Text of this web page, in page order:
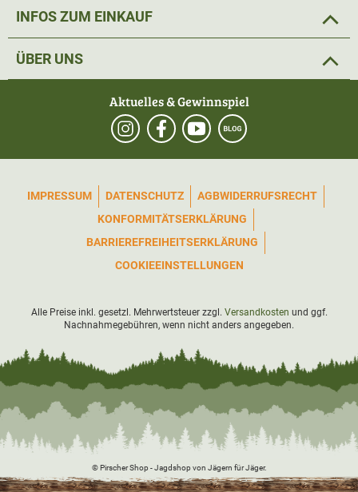
INFOS ZUM EINKAUF
ÜBER UNS
Aktuelles & Gewinnspiel
IMPRESSUM DATENSCHUTZ AGBWIDERRUFSRECHT
KONFORMITÄTSERKLÄRUNG
BARRIEREFREIHEITSERKLÄRUNG
COOKIEEINSTELLUNGEN
Alle Preise inkl. gesetzl. Mehrwertsteuer zzgl. Versandkosten und ggf.
Nachnahmegebühren, wenn nicht anders angegeben.
© Pirscher Shop - Jagdshop von Jägern für Jäger.